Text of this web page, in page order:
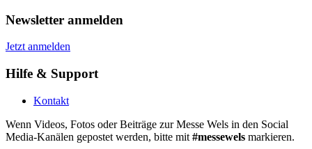
Newsletter anmelden
Jetzt anmelden
Hilfe & Support
Kontakt
Wenn Videos, Fotos oder Beiträge zur Messe Wels in den Social
Media-Kanälen gepostet werden, bitte mit #messewels markieren.